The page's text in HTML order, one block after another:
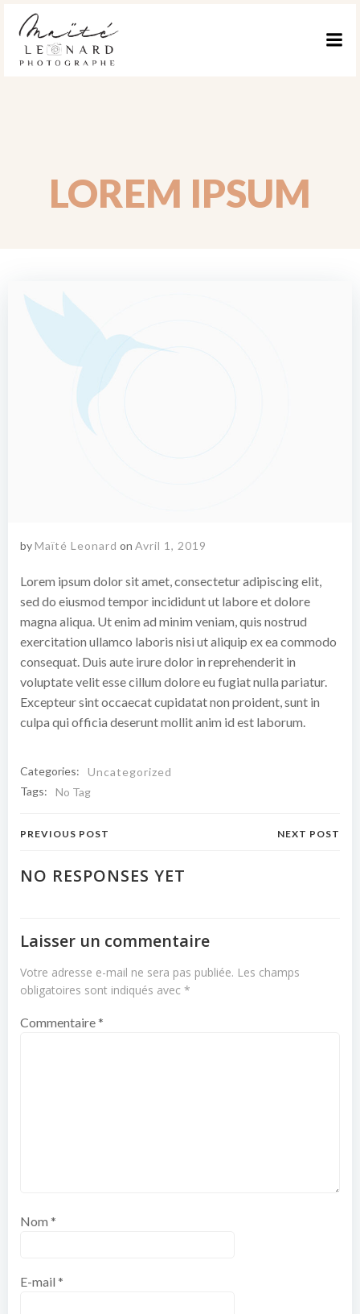
LOREM IPSUM
byMaïté Leonard on Avril 1, 2019
Lorem ipsum dolor sit amet, consectetur adipiscing elit,
sed do eiusmod tempor incididunt ut labore et dolore
magna aliqua. Ut enim ad minim veniam, quis nostrud
exercitation ullamco laboris nisi ut aliquip ex ea commodo
consequat. Duis aute irure dolor in reprehenderit in
voluptate velit esse cillum dolore eu fugiat nulla pariatur.
Excepteur sint occaecat cupidatat non proident, sunt in
culpa qui officia deserunt mollit anim id est laborum.
Categories:
Uncategorized
Tags:
No Tag
Navigation
de
PREVIOUS POST
Navigation
de
NEXT POST
NO RESPONSES YET
Laisser un commentaire
Votre adresse e-mail ne sera pas publiée. Les champs
obligatoires sont indiqués avec *
Commentaire*
Nom *
E-mail *